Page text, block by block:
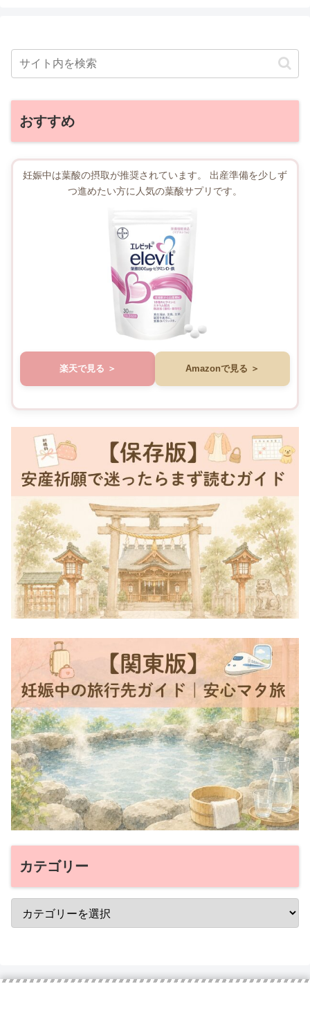
おすすめ
妊娠中は葉酸の摂取が推奨されています。 出産準備を少しず
つ進めたい方に人気の葉酸サプリです。
楽天で見る Amazonで見る
カテゴリー